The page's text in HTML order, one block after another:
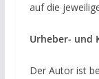
auf die
Urheber- und
Der Autor ist